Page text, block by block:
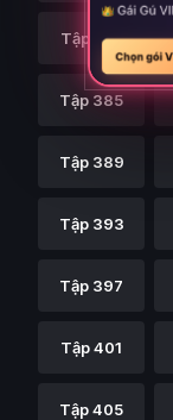
Tập 381
Tập 385
Tập 389
Tập 393
Tập 397
Tập 401
Tập 405